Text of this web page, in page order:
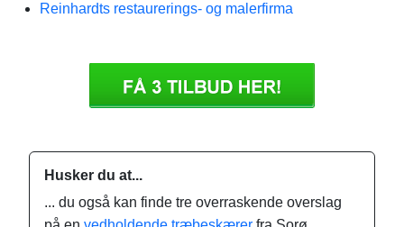
Reinhardts restaurerings- og malerfirma
Husker du at...
... du også kan finde tre overraskende overslag